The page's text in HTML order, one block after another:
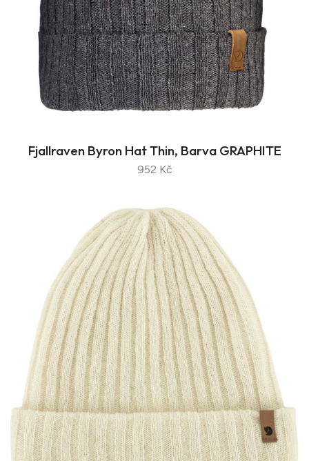
Fjallraven Byron Hat Thin, Barva GRAPHITE
952 Kč